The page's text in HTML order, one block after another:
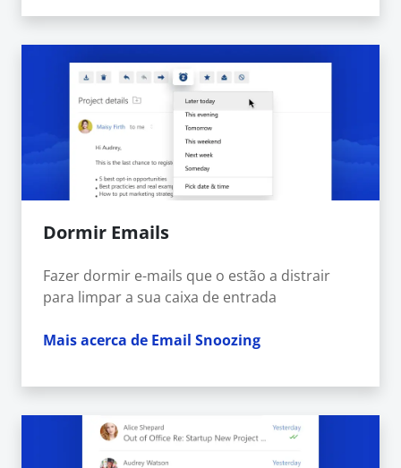
Dormir Emails
Fazer dormir e-mails que o estão a distrair
para limpar a sua caixa de entrada
Mais acerca de Email Snoozing